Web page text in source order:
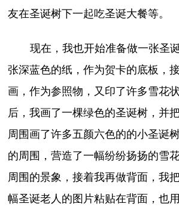
友在圣诞树下一起吃圣诞大餐等。
现在，我也开始准备做一张圣
张深蓝色的纸，作为贺卡的底板，
画，作为参照物，又印了许多雪花
后，我画了一棵绿色的圣诞树，并
周围画了许多五颜六色的的小圣诞
的周围，营造了一幅纷纷扬扬的雪
周围的景象，接着我再做背面，我
幅圣诞老人的图片粘贴在背面，也